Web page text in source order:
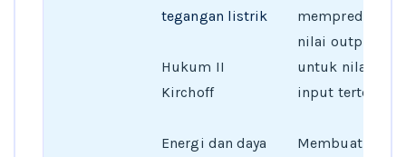
tegangan listrik
Hukum II
Kirchoff
Energi dan daya
memprediksi
nilai output
untuk nilai
input tertentu
Membuat dan